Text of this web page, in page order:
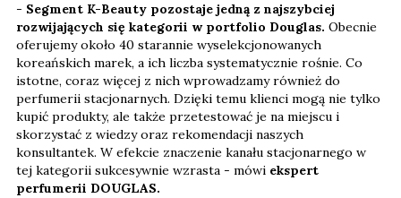
- Segment K-Beauty pozostaje jedną z najszybciej
rozwijających się kategorii w portfolio Douglas. Obecnie
oferujemy około 40 starannie wyselekcjonowanych
koreańskich marek, a ich liczba systematycznie rośnie. Co
istotne, coraz więcej z nich wprowadzamy również do
perfumerii stacjonarnych. Dzięki temu klienci mogą nie tylko
kupić produkty, ale także przetestować je na miejscu i
skorzystać z wiedzy oraz rekomendacji naszych
konsultantek. W efekcie znaczenie kanału stacjonarnego w
tej kategorii sukcesywnie wzrasta - mówi ekspert
perfumerii DOUGLAS.